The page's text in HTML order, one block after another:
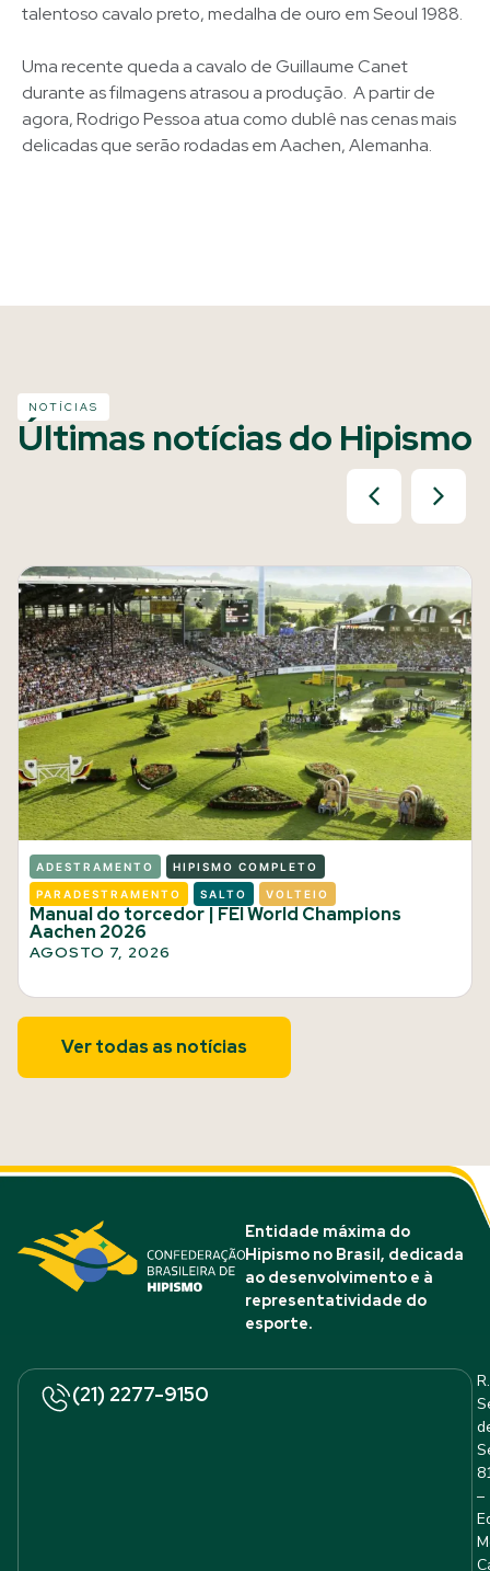
talentoso cavalo preto, medalha de ouro em Seoul 1988.
Uma recente queda a cavalo de Guillaume Canet
durante as filmagens atrasou a produção. A partir de
agora, Rodrigo Pessoa atua como dublê nas cenas mais
delicadas que serão rodadas em Aachen, Alemanha.
NOTÍCIAS
Últimas notícias do Hipismo
ADESTRAMENTO HIPISMO COMPLETO
PARADESTRAMENTO SALTO VOLTEIO
Manual do torcedor | FEI World Champions
Aachen 2026
AGOSTO 7, 2026
Ver todas as notícias
Entidade máxima do
Hipismo no Brasil, dedicada
ao desenvolvimento e à
representatividade do
esporte.
(21) 2277-9150
R.
–